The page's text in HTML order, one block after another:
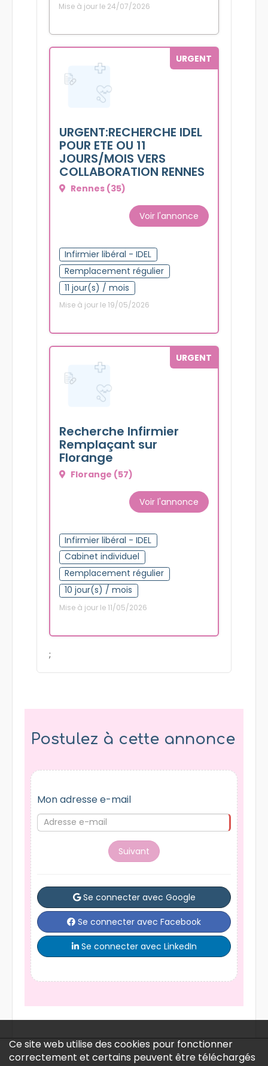
Mise à jour le 24/07/2026
URGENT
URGENT:RECHERCHE IDEL
POUR ETE OU 11
JOURS/MOIS VERS
COLLABORATION RENNES
Rennes (35)
Voir l'annonce
Infirmier libéral - IDEL
Remplacement régulier
11 jour(s) / mois
Mise à jour le 19/05/2026
URGENT
Recherche Infirmier
Remplaçant sur
Florange
Florange (57)
Voir l'annonce
Infirmier libéral - IDEL
Cabinet individuel
Remplacement régulier
10 jour(s) / mois
Mise à jour le 11/05/2026
;
Postulez à cette annonce
Mon adresse e-mail
Suivant
Se connecter avec Google
Se connecter avec Facebook
Se connecter avec LinkedIn
Ce site web utilise des cookies pour fonctionner
correctement et certains peuvent être téléchargés